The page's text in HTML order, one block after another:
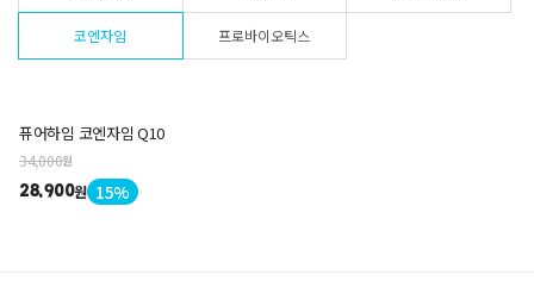
코엔자임 프로바이오틱스
퓨어하임 코엔자임 Q10
34,000원
28,900원 15%